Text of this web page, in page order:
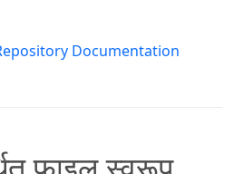
Documentation